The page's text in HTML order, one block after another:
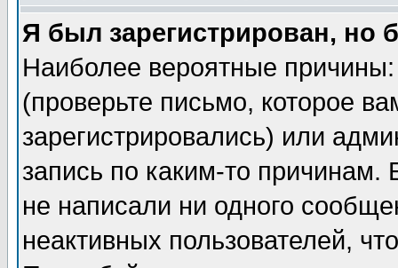
Я был зарегистрирован, но
Наиболее вероятные
(проверьте письмо, которое
зарегистрировались) или
запись по каким-то
не написали ни одного
неактивных пользователей,